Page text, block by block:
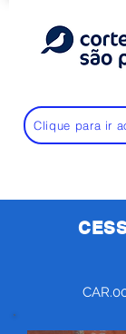
Clique para ir